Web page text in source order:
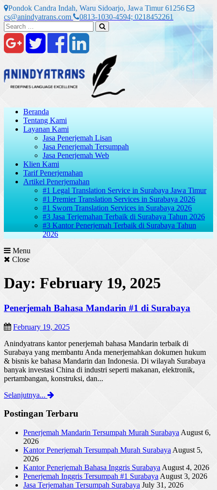
Skip
to
content
Pondok Candra Indah, Waru Sidoarjo, Jawa Timur 61256
cs@anindyatrans.com
0813-1030-4594; 0218452261
Search
for:
Beranda
Tentang Kami
Layanan Kami
Jasa Penerjemah Lisan
Jasa Penerjemah Tersumpah
Jasa Penerjemah Web
Klien Kami
Tarif Penerjemahan
Artikel Penerjemahan
#1 Legal Translation Service in Surabaya Jawa Timur
#1 Premier Translation Services in Surabaya 2026
#1 Sworn Translation Services in Surabaya 2026
#3 Jasa Terjemahan Terbaik di Surabaya Tahun 2026
#3 Kantor Penerjemah Terbaik di Surabaya Tahun
2026
Menu
Close
Day: February 19, 2025
Penerjemah Bahasa Mandarin #1 di Surabaya
February 19, 2025
Anindyatrans kantor penerjemah bahasa Mandarin terbaik di
Surabaya yang membantu Anda menerjemahkan dokumen hukum
& bisnis ke bahasa Mandarin dan Indonesia. Di wilayah Surabaya
banyak investasi China di industri seperti makanan, elektronik,
pertambangan, konstruksi, dan...
Selanjutnya...
Postingan Terbaru
Penerjemah Mandarin Tersumpah Murah Surabaya August 6,
2026
Kantor Penerjemah Tersumpah Murah Surabaya August 5,
2026
Kantor Penerjemah Bahasa Inggris Surabaya August 4, 2026
Penerjemah Inggris Tersumpah #1 Surabaya August 3, 2026
Jasa Terjemahan Tersumpah Surabaya July 31, 2026